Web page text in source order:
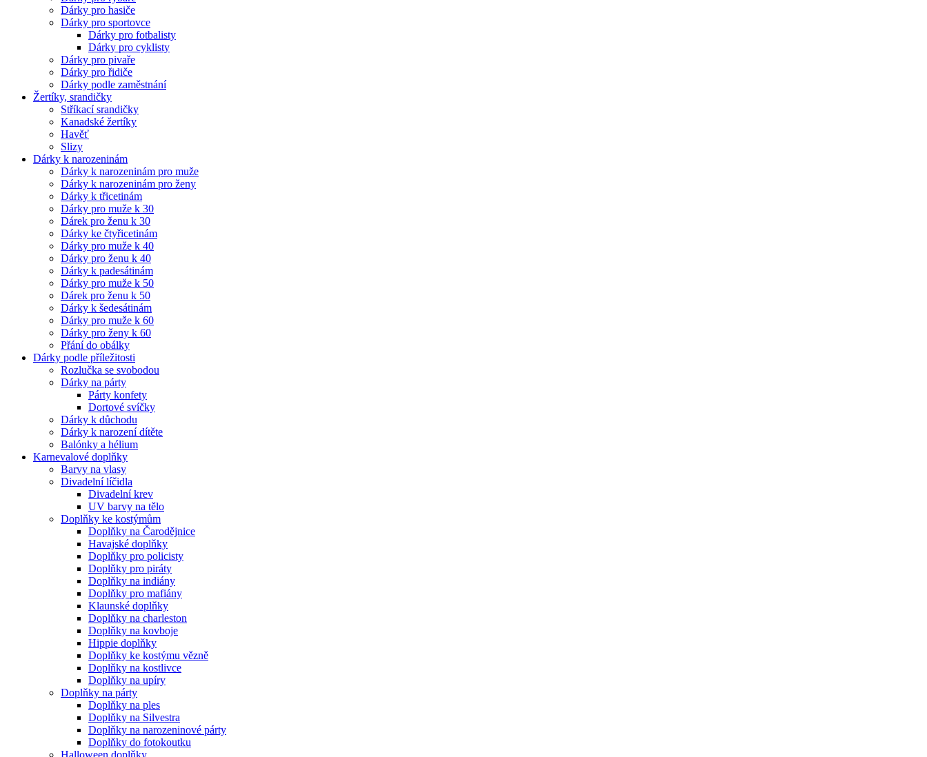
Dárky pro hasiče
Dárky pro sportovce
Dárky pro fotbalisty
Dárky pro cyklisty
Dárky pro pivaře
Dárky pro řidiče
Dárky podle zaměstnání
Žertíky, srandičky
Stříkací srandičky
Kanadské žertíky
Havěť
Slizy
Dárky k narozeninám
Dárky k narozeninám pro muže
Dárky k narozeninám pro ženy
Dárky k třicetinám
Dárky pro muže k 30
Dárek pro ženu k 30
Dárky ke čtyřicetinám
Dárky pro muže k 40
Dárky pro ženu k 40
Dárky k padesátinám
Dárky pro muže k 50
Dárek pro ženu k 50
Dárky k šedesátinám
Dárky pro muže k 60
Dárky pro ženy k 60
Přání do obálky
Dárky podle příležitosti
Rozlučka se svobodou
Dárky na párty
Párty konfety
Dortové svíčky
Dárky k důchodu
Dárky k narození dítěte
Balónky a hélium
Karnevalové doplňky
Barvy na vlasy
Divadelní líčidla
Divadelní krev
UV barvy na tělo
Doplňky ke kostýmům
Doplňky na Čarodějnice
Havajské doplňky
Doplňky pro policisty
Doplňky pro piráty
Doplňky na indiány
Doplňky pro mafiány
Klaunské doplňky
Doplňky na charleston
Doplňky na kovboje
Hippie doplňky
Doplňky ke kostýmu vězně
Doplňky na kostlivce
Doplňky na upíry
Doplňky na párty
Doplňky na ples
Doplňky na Silvestra
Doplňky na narozeninové párty
Doplňky do fotokoutku
Halloween doplňky